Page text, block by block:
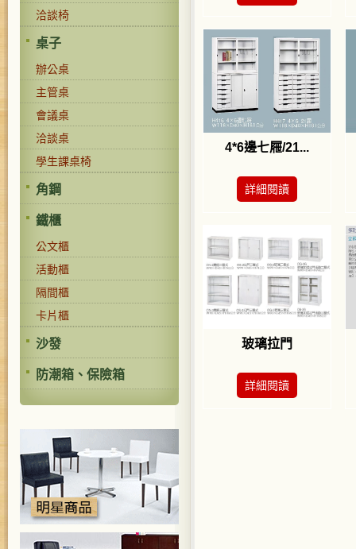
洽談椅
桌子
辦公桌
主管桌
會議桌
洽談桌
學生課桌椅
角鋼
鐵櫃
公文櫃
活動櫃
隔間櫃
卡片櫃
沙發
防潮箱、保險箱
4*6邊七屜/21...
詳細閱讀
玻璃拉門
詳細閱讀